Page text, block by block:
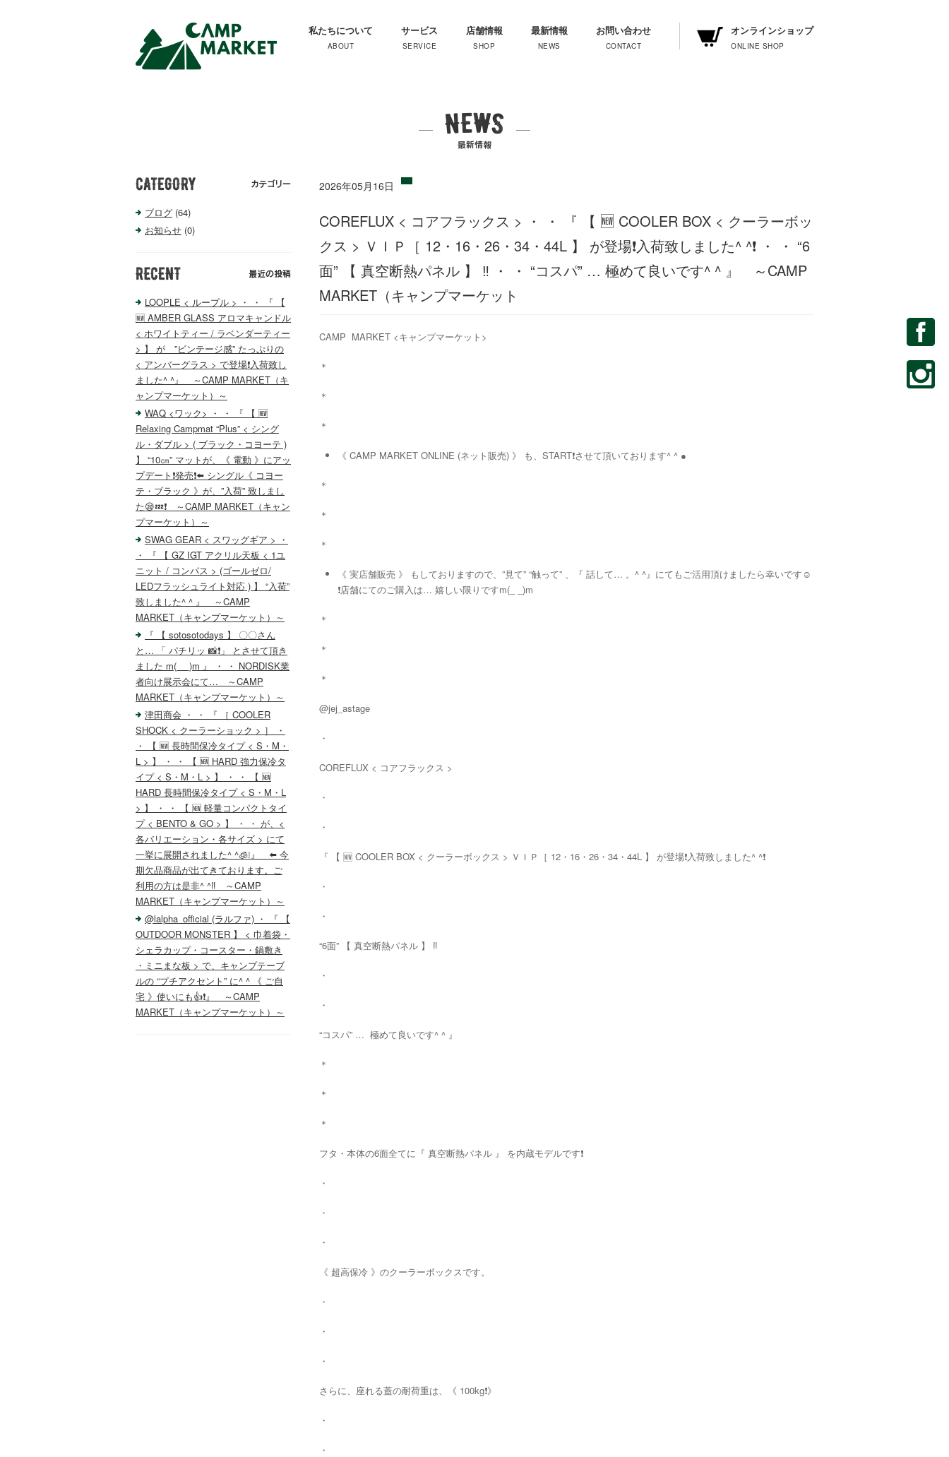
私たちについて サービス 店舗情報 最新情報 お問い合わせ オンラインショップ
2026年05月16日
COREFLUX < コアフラックス > ・ ・ 『 【 🆕 COOLER BOX < クーラーボッ
クス > ＶＩＰ［ 12・16・26・34・44L 】 が登場❗️入荷致しました^ ^❗️ ・ ・ “6
面” 【 真空断熱パネル 】 ‼️ ・ ・ “コスパ” … 極めて良いです^ ^ 』 ～CAMP
MARKET（キャンプマーケット
CAMP MARKET <キャンプマーケット>
＊
＊
＊
《 CAMP MARKET ONLINE (ネット販売) 》 も、START❗️させて頂いております^ ^ ●
＊
＊
＊
《 実店舗販売 》 もしておりますので、”見て” “触って” 、『 話して… 。^ ^』にてもご活用頂けましたら幸いです☺️
❗️店舗にてのご購入は… 嬉しい限りですm(_ _)m
＊
＊
＊
@jej_astage
・
COREFLUX < コアフラックス >
・
・
『 【 🆕 COOLER BOX < クーラーボックス > ＶＩＰ［ 12・16・26・34・44L 】 が登場❗️入荷致しました^ ^❗️
・
・
“6面” 【 真空断熱パネル 】 ‼️
・
・
“コスパ” … 極めて良いです^ ^ 』
＊
＊
＊
フタ・本体の6面全てに『 真空断熱パネル 』 を内蔵モデルです❗️
・
・
・
《 超高保冷 》のクーラーボックスです。
・
・
・
さらに、座れる蓋の耐荷重は、《 100kg❗️》
・
・
ブログ (64)
お知らせ (0)
LOOPLE < ループル > ・ ・ 『 【
🆕 AMBER GLASS アロマキャンドル
< ホワイトティー / ラベンダーティー
> 】 が ”ビンテージ感” たっぷりの
< アンバーグラス > で登場❗️入荷致し
ました^ ^』 ～CAMP MARKET（キ
ャンプマーケット）～
WAQ <ワック> ・ ・ 『 【 🆕
Relaxing Campmat “Plus” < シング
ル・ダブル > ( ブラック・コヨーテ )
】 “10㎝” マットが、《 電動 》にアッ
プデート❗️発売❗️⬅️ シングル《 コヨー
テ・ブラック 》が、”入荷” 致しまし
た😪💤❗️ ～CAMP MARKET（キャン
プマーケット）～
SWAG GEAR < スワッグギア > ・
・ 『 【 GZ IGT アクリル天板 < 1ユ
ニット / コンパス > (ゴールゼロ/
LEDフラッシュライト対応 ) 】 “入荷”
致しました^ ^ 』 ～CAMP
MARKET（キャンプマーケット）～
『 【 sotosotodays 】 〇〇さん
と… 「 パチリッ 📸❗️」 とさせて頂き
ました m(_ _)m 』 ・ ・ NORDISK業
者向け展示会にて… ～CAMP
MARKET（キャンプマーケット）～
津田商会 ・ ・ 『 ［ COOLER
SHOCK < クーラーショック > ］ ・
・ 【 🆕 長時間保冷タイプ < S・M・
L > 】 ・ ・ 【 🆕 HARD 強力保冷タ
イプ < S・M・L > 】 ・ ・ 【 🆕
HARD 長時間保冷タイプ < S・M・L
> 】 ・ ・ 【 🆕 軽量コンパクトタイ
プ < BENTO & GO > 】 ・ ・ が、<
各バリエーション・各サイズ > にて
一挙に展開されました^ ^🧊❕』 ⬅️ 今
期欠品商品が出てきております。ご
利用の方は是非^ ^‼️ ～CAMP
MARKET（キャンプマーケット）～
@lalpha_official (ラルファ) ・ 『 【
OUTDOOR MONSTER 】 < 巾着袋・
シェラカップ・コースター・鍋敷き
・ミニまな板 > で、キャンプテーブ
ルの “プチアクセント” に^ ^ 《 ご自
宅 》使いにも👍❗️』 ～CAMP
MARKET（キャンプマーケット）～